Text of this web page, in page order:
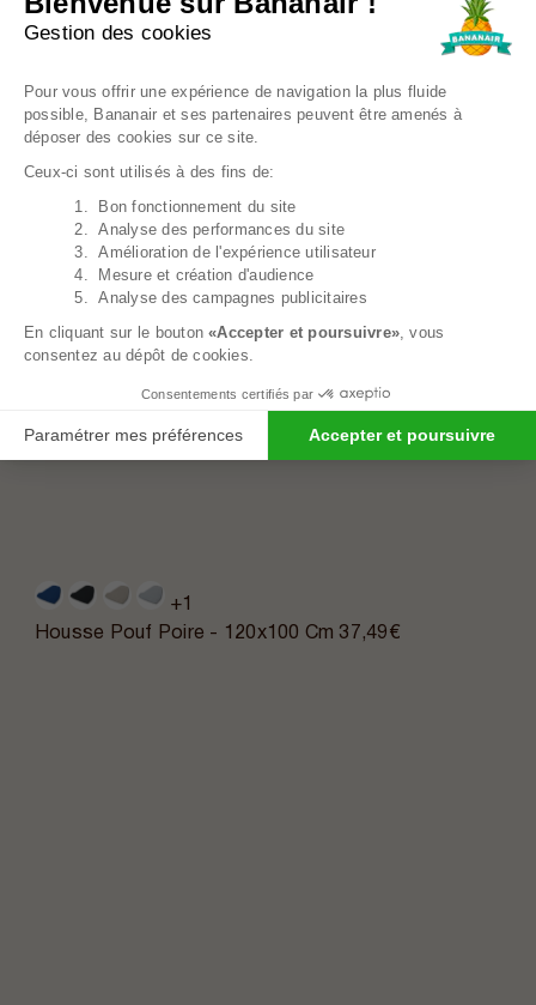
Housse Pouf Poire Velours Côtelé - 80x70 Cm
27,99€
+1
Housse Pouf Poire - 120x100 Cm 37,49€
Gestion des cookies
Plateforme de Gestion du
Pour vous offrir une expérience de navigation la plus fluide
possible, Bananair et ses partenaires peuvent être amenés à
déposer des cookies sur ce site.
Ceux-ci sont utilisés à des fins de:
1. Bon fonctionnement du site
2. Analyse des performances du site
3. Amélioration de l'expérience utilisateur
4. Mesure et création d'audience
5. Analyse des campagnes publicitaires
En cliquant sur le bouton«Accepter et poursuivre» , vous
consentez au dépôt de cookies.
Consentements certifiés par
Paramétrer mes préférences Accepter et poursuivre
Axeptio consent